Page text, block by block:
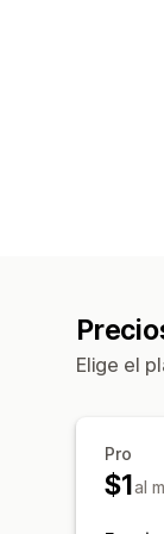
Elige el
Pro
$1al